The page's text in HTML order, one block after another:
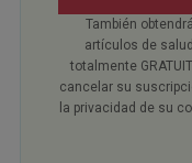
También
artículos de
totalmente
cancelar su
la privacidad de su